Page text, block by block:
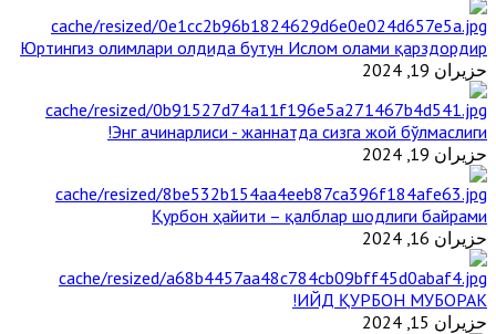
Юртингиз олимлари олдида бутун Ислом олами қарздордир
حزيران 19, 2024
Энг ачинарлиси - жаннатда сизга жой бўлмаслиги!
حزيران 19, 2024
Қурбон ҳайити – қалблар шодлиги байрами
حزيران 16, 2024
ИЙД ҚУРБОН МУБОРАК!
حزيران 15, 2024